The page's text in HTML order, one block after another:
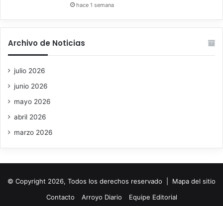
hace 1 semana
Archivo de Noticias
julio 2026
junio 2026
mayo 2026
abril 2026
marzo 2026
© Copyright 2026, Todos los derechos reservado | Mapa del sitio
Contacto
Arroyo Diario Equipe Editorial